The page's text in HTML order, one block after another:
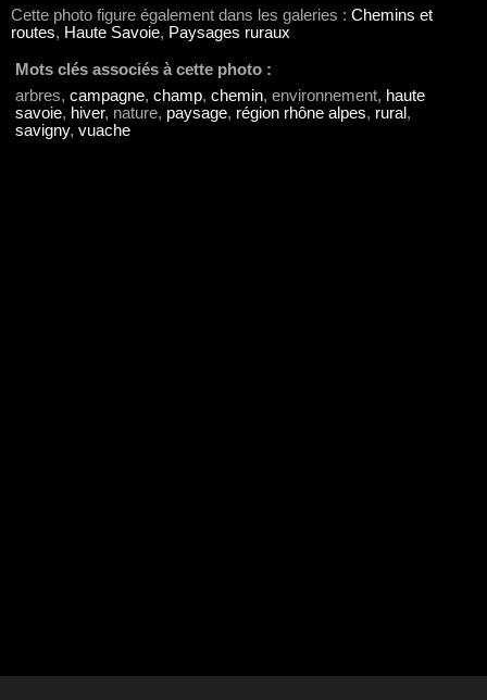
Cette photo figure également dans les galeries : Chemins et
routes, Haute Savoie, Paysages ruraux
Mots clés associés à cette photo :
arbres, campagne, champ, chemin, environnement, haute
savoie, hiver, nature, paysage, région rhône alpes, rural,
savigny, vuache